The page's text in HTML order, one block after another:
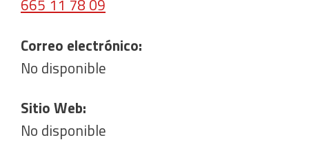
665 11 78 09
Correo electrónico:
No disponible
Sitio Web:
No disponible